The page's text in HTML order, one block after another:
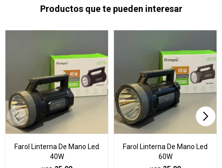
Productos que te pueden interesar
Farol Linterna De Mano Led
40W
Farol Linterna De Mano Led
60W